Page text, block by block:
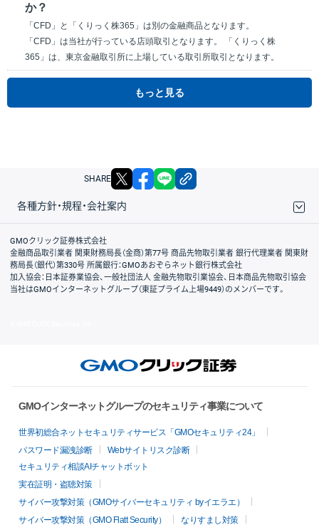
か？
「CFD」と「くりっく株365」は別の金融商品となります。
「CFD」は当社が行っている店頭取引となります。 「くりっく株
365」は、東京金融取引所に上場している取引所取引となります。
もっと見る
SHARE X facebook
各種方針・規程・会社案内
取引規程・約款
サイトマップ
その他のご案内
個人情報保護方針
最良執行方針
サイトのご利用について
ディスクレイマー
信託保全
リスク説明
会社案内
GMOクリック証券株式会社
金融商品取引業者 関東財務局長（金商）第77号 商品先物取引業者 銀行代理業者 関東財
務局長（銀代）第330号 所属銀行：GMOあおぞらネット銀行株式会社
加入協会：日本証券業協会、一般社団法人 金融先物取引業協会、日本商品先物取引協会
当社はGMOインターネットグループ（東証プライム上場9449）のメンバーです。
GMOインターネットグループのセキュリティ事業について
世界初総合ネットセキュリティサービス「GMOセキュリティ24」
パスワード漏洩診断
Webサイトリスク診断
セキュリティ相談AIチャットボット
実在証明・盗聴対策
サイバー攻撃対策（GMOサイバーセキュリティ byイエラエ）
サイバー攻撃対策（GMO Flatt Security）
なりすまし対策